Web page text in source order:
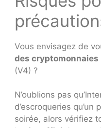
Vous envisagez de
des cryptomonnaies
(V4) ?
N’oublions pas
d’escroqueries
soirée, alors vérifiez